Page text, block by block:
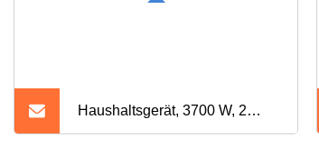
Haushaltsgerät, 3700 W, 2